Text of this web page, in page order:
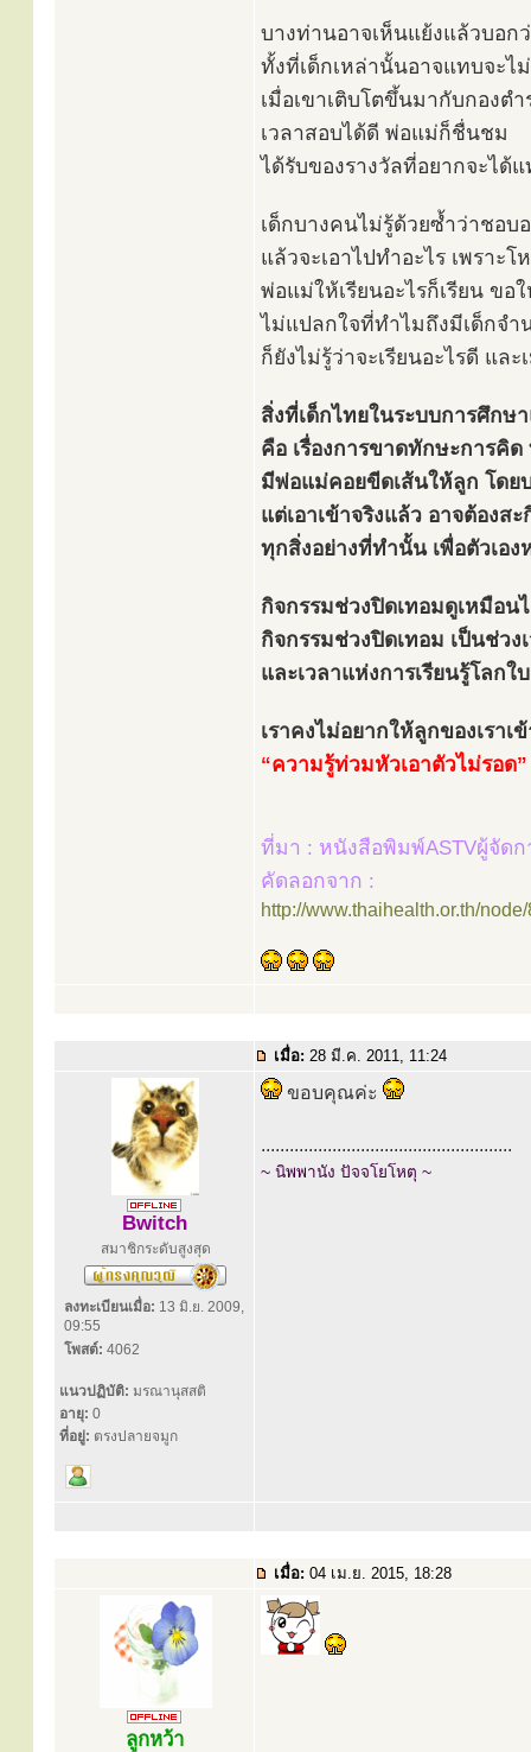
บางท่านอาจเห็นแย้งแล้วบอ
ทั้งที่เด็กเหล่านั้นอาจแทบจะไ
เมื่อเขาเติบโตขึ้นมากับกองต
เวลาสอบได้ดี พ่อแม่ก็ชื่นชม
ได้รับของรางวัลที่อยากจะได้
เด็กบางคนไม่รู้ด้วยซ้ำว่าชอบ
แล้วจะเอาไปทำอะไร เพราะ
พ่อแม่ให้เรียนอะไรก็เรียน ขอ
ไม่แปลกใจที่ทำไมถึงมีเด็กจ
ก็ยังไม่รู้ว่าจะเรียนอะไรดี และ
สิ่งที่เด็กไทยในระบบการศึกษ
คือ เรื่องการขาดทักษะการคิ
มีพ่อแม่คอยขีดเส้นให้ลูก โดย
แต่เอาเข้าจริงแล้ว อาจต้องส
ทุกสิ่งอย่างที่ทำนั้น เพื่อตัวเอง
กิจกรรมช่วงปิดเทอมดูเหมือน
กิจกรรมช่วงปิดเทอม เป็นช่ว
และเวลาแห่งการเรียนรู้โลก
เราคงไม่อยากให้ลูกของเราเ
“ความรู้ท่วมหัวเอาตัวไม่รอด”
ที่มา : หนังสือพิมพ์ASTVผู้จัดก
คัดลอกจาก :
http://www.thaihealth.or.th/
เมื่อ: 28 มี.ค. 2011, 11:24
Bwitch
สมาชิกระดับสูงสุด
ลงทะเบียนเมื่อ: 13 มิ.ย. 2009,
09:55
โพสต์: 4062
แนวปฏิบัติ: มรณานุสสติ
อายุ: 0
ที่อยู่: ตรงปลายจมูก
ขอบคุณค่ะ
.....................................................
~ นิพพานัง ปัจจโยโหตุ ~
เมื่อ: 04 เม.ย. 2015, 18:28
ลูกหว้า